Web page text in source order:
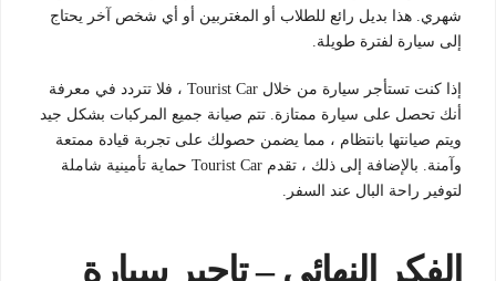
شهري. هذا بديل رائع للطلاب أو المغتربين أو أي شخص آخر يحتاج
إلى سيارة لفترة طويلة.
إذا كنت تستأجر سيارة من خلال Tourist Car ، فلا تتردد في معرفة
أنك تحصل على سيارة ممتازة. تتم صيانة جميع المركبات بشكل جيد
ويتم صيانتها بانتظام ، مما يضمن حصولك على تجربة قيادة ممتعة
وآمنة. بالإضافة إلى ذلك ، تقدم Tourist Car حماية تأمينية شاملة
لتوفير راحة البال عند السفر.
الفكر النهائي – تاجير سيارة